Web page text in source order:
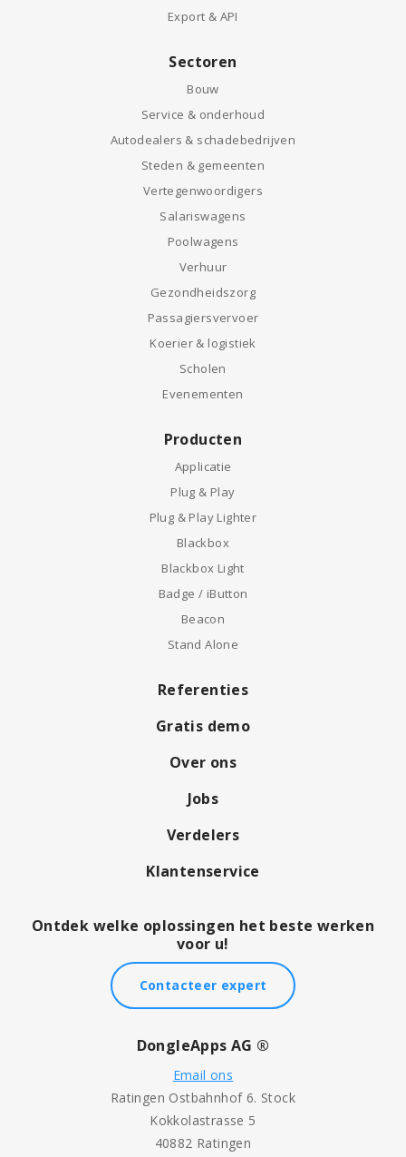
Export & API
Sectoren
Bouw
Service & onderhoud
Autodealers & schadebedrijven
Steden & gemeenten
Vertegenwoordigers
Salariswagens
Poolwagens
Verhuur
Gezondheidszorg
Passagiersvervoer
Koerier & logistiek
Scholen
Evenementen
Producten
Applicatie
Plug & Play
Plug & Play Lighter
Blackbox
Blackbox Light
Badge / iButton
Beacon
Stand Alone
Referenties
Gratis demo
Over ons
Jobs
Verdelers
Klantenservice
Ontdek welke oplossingen het beste werken
voor u!
Contacteer expert
DongleApps AG ®
Email ons
Ratingen Ostbahnhof 6. Stock
Kokkolastrasse 5
40882 Ratingen